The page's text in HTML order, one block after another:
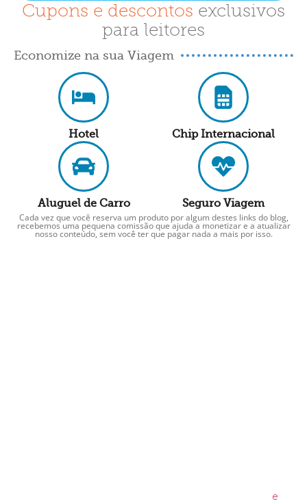
Cupons e descontos exclusivos
para leitores
Economize na sua Viagem
Hotel Chip Internacional
Aluguel de Carro Seguro Viagem
Cada vez que você reserva um produto por algum destes links do blog,
recebemos uma pequena comissão que ajuda a monetizar e a atualizar
nosso conteúdo, sem você ter que pagar nada a mais por isso.
e